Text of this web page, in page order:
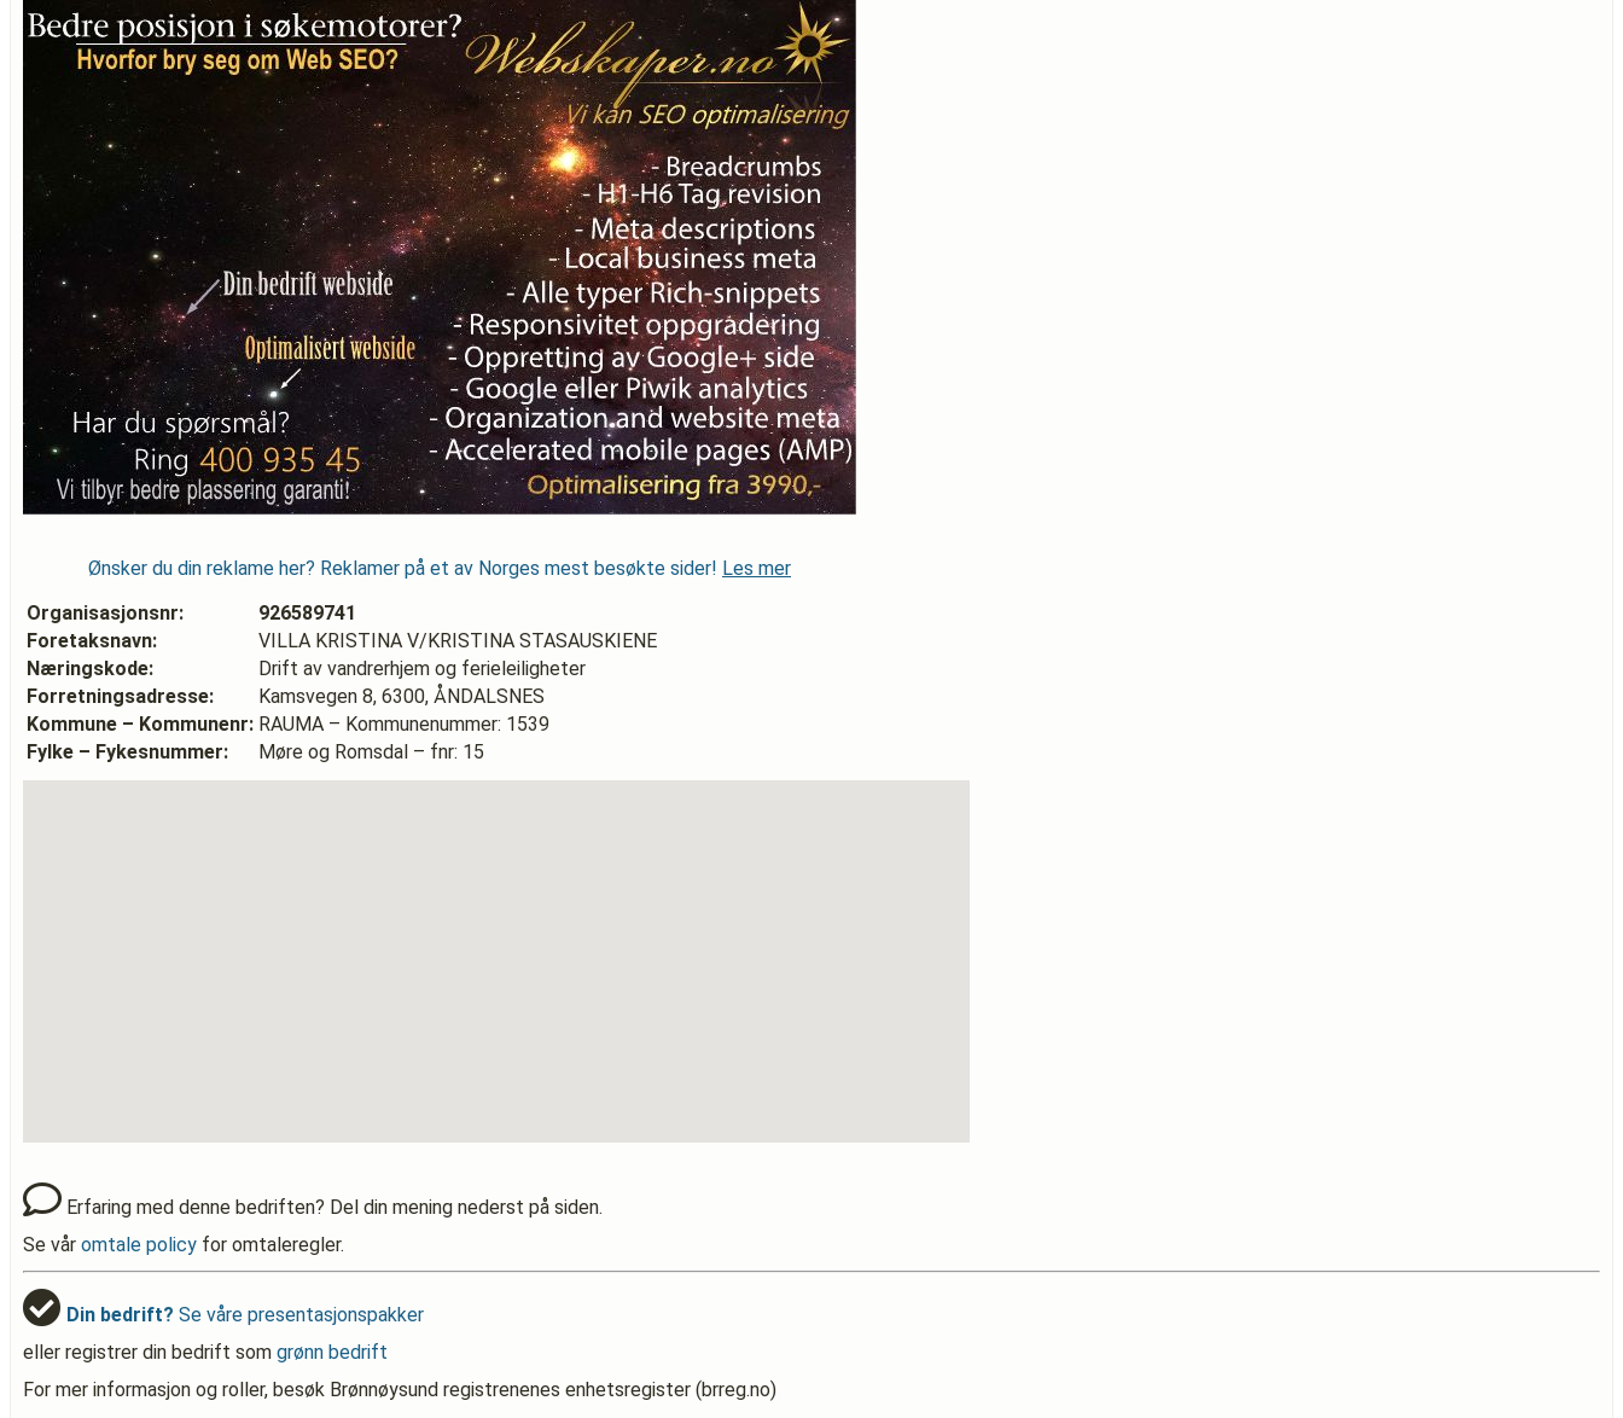
Ønsker du din reklame her? Reklamer på et av Norges mest besøkte sider! Les mer
Organisasjonsnr:
926589741
Foretaksnavn:
VILLA KRISTINA V/KRISTINA STASAUSKIENE
Næringskode:
Drift av vandrerhjem og ferieleiligheter
Forretningsadresse:
Kamsvegen 8, 6300, ÅNDALSNES
Kommune – Kommunenr: RAUMA – Kommunenummer: 1539
Fylke – Fykesnummer:
Møre og Romsdal – fnr: 15
Erfaring med denne bedriften? Del din mening nederst på siden.
Se vår omtale policy for omtaleregler.
Din bedrift? Se våre presentasjonspakker
eller registrer din bedrift som grønn bedrift
For mer informasjon og roller, besøk Brønnøysund registrenenes enhetsregister (brreg.no)